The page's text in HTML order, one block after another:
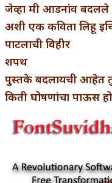
जेव्हा मी आडनांव बदलले
अशी एक कविता लिहू
पाटलाची विहीर
शपथ
पुस्तके बदलायची आहेत
किती घोषणांचा पाऊस